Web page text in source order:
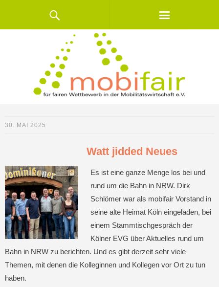
30. MAI 2025
Watt jidded Neues
Es ist eine ganze Menge los bei und
rund um die Bahn in NRW. Dirk
Schlömer war als mobifair Vorstand in
seine alte Heimat Köln eingeladen, bei
einem Stammtischgespräch der
Kölner EVG über Aktuelles rund um
Bahn in NRW zu berichten. Und es gibt derzeit sehr viele
Themen, mit denen die Kolleginnen und Kollegen vor Ort zu tun
haben.